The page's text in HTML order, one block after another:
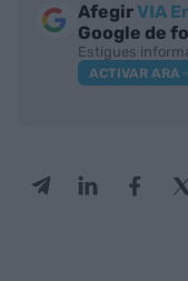
AfegirVIA
Google de
Estigues
ACTIVAR ARA